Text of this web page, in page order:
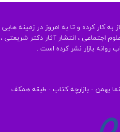
چاپخش از سال ۱۳۳۶ آغاز به کار کرده و تا به امروز در زمینه هایی
اجتماعی ، انتشار آثار دکتر شریعتی ،
بهمن - بازارچه کتاب - طبقه همکف